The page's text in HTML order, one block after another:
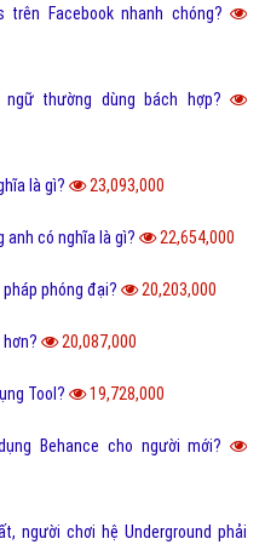
Facebook nhanh chóng?
thường dùng bách hợp?
là gì? 23,093,000
anh có nghĩa là gì? 22,654,000
phóng đại? 20,203,000
20,087,000
Tool? 19,728,000
Behance cho người mới?
người chơi hệ Underground phải